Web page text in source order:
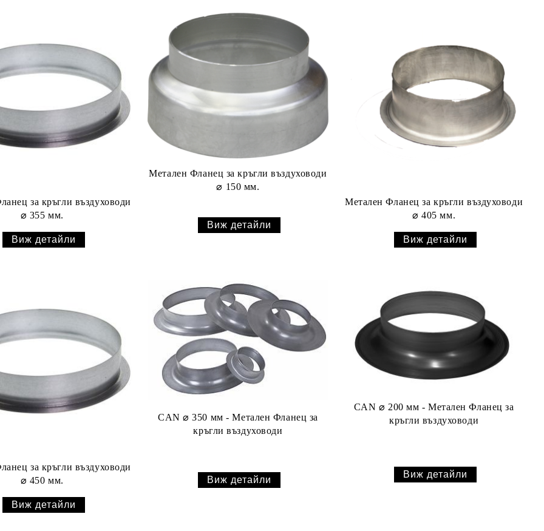
за кръгли въздуховоди
⌀ 355 мм.
Виж детайли
Метален Фланец за кръгли въздуховоди
⌀ 150 мм.
Виж детайли
Метален Фланец за кръгли въздуховоди
⌀ 405 мм.
Виж детайли
за кръгли въздуховоди
⌀ 450 мм.
Виж детайли
CAN ⌀ 350 мм - Метален Фланец за
кръгли въздуховоди
Виж детайли
CAN ⌀ 200 мм - Метален Фланец за
кръгли въздуховоди
Виж детайли